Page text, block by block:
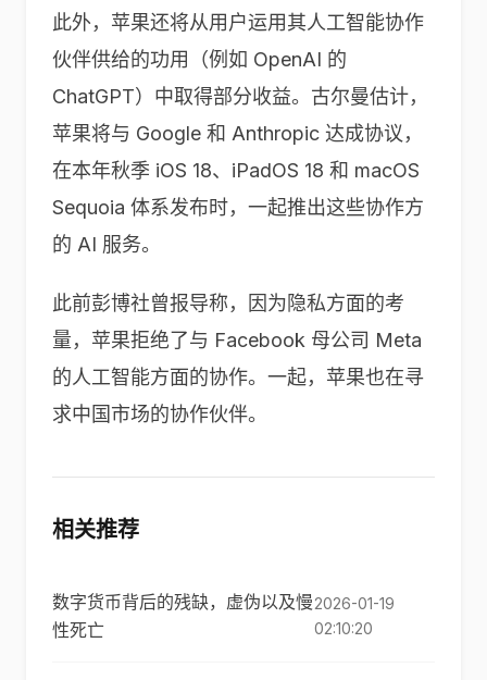
此外，苹果还将从用户运用其人工智能协作
伙伴供给的功用（例如 OpenAI 的
ChatGPT）中取得部分收益。古尔曼估计，
苹果将与 Google 和 Anthropic 达成协议，
在本年秋季 iOS 18、iPadOS 18 和 macOS
Sequoia 体系发布时，一起推出这些协作方
的 AI 服务。
此前彭博社曾报导称，因为隐私方面的考
量，苹果拒绝了与 Facebook 母公司 Meta
的人工智能方面的协作。一起，苹果也在寻
求中国市场的协作伙伴。
相关推荐
数字货币背后的残缺，虚伪以及慢
性死亡
2026-01-19
02:10:20